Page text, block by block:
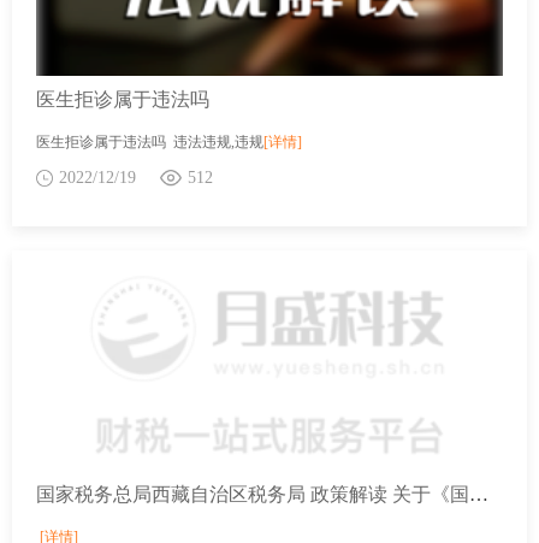
医生拒诊属于违法吗
医生拒诊属于违法吗 违法违规,违规[详情]
2022/12/19 512
国家税务总局西藏自治区税务局 政策解读 关于《国家税务总局关于中国与喀麦隆税收协定以及中国与巴西税收协定议定书生效执行的公告》的解读
[详情]